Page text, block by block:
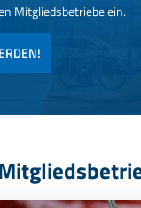
Mitgliedsbetriebe ein.